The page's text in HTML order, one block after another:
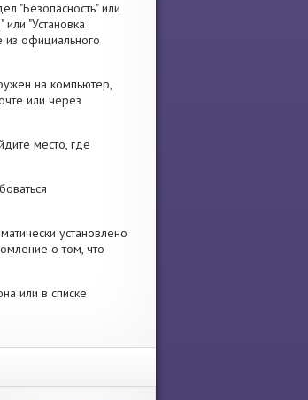
"Безопасность" или
"Установка
из официального
на компьютер,
или через
место, где
установлено
о том, что
или в списке